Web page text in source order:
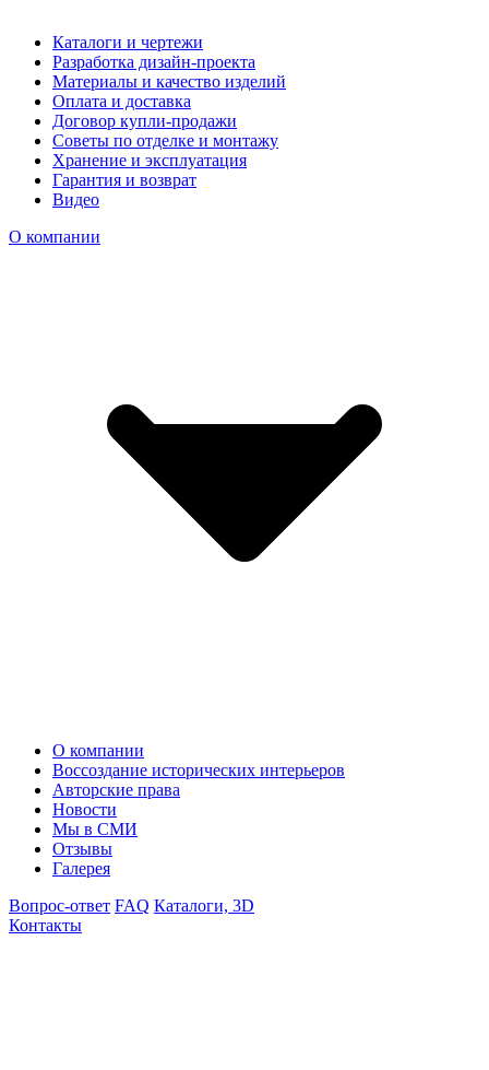
Каталоги и чертежи
Разработка дизайн-проекта
Материалы и качество изделий
Оплата и доставка
Договор купли-продажи
Советы по отделке и монтажу
Хранение и эксплуатация
Гарантия и возврат
Видео
О компании
О компании
Воссоздание исторических интерьеров
Авторские права
Новости
Мы в СМИ
Отзывы
Галерея
Вопрос-ответ FAQ Каталоги, 3D
Контакты